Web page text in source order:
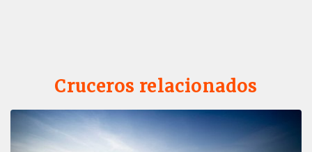
Cruceros relacionados